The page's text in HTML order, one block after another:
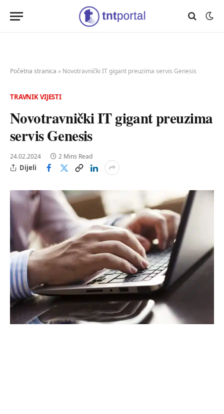
Početna stranica » Novotravnički IT gigant preuzima servis Genesis
TRAVNIK VIJESTI
Novotravnički IT gigant preuzima
servis Genesis
24.02.2024 2 Mins Read
Dijeli